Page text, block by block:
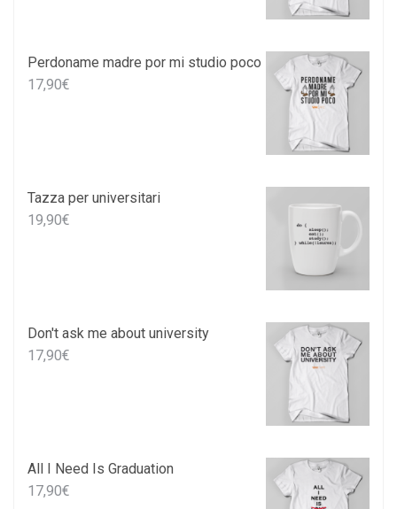
Perdoname madre por mi studio poco
17,90€
Tazza per universitari
19,90€
Don't ask me about university
17,90€
All I Need Is Graduation
17,90€